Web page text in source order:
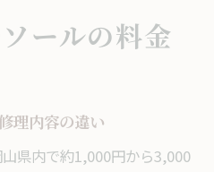
ールの料金
理内容の違い
県内で約1,000円から3,000